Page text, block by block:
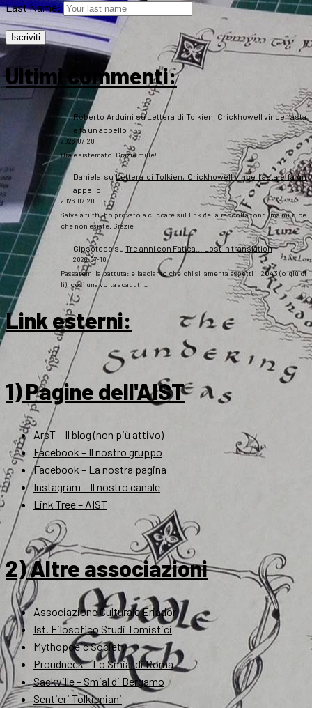
Last Name:
Ultimi commenti:
Roberto Arduini suLettera di Tolkien, Crickhowell vince l’asta
e fa un appello
2026-07-20
Ora è sistemato. Grazie mille!
Daniela suLettera di Tolkien, Crickhowell vince l’asta e fa un
appello
2026-07-20
Salve a tutti, ho provato a cliccare sul link della raccolta fondi ma mi dice
che non esiste. Grazie
Gipsotecosu Tre anni con Fatica… Lost in translation
2026-07-10
Passatemi la battuta: e lasciamo che chi si lamenta aspetti il 2043 (o giù di
lì), così una volta scaduti…
Link esterni:
1) Pagine dell'AIST
ArsT – Il blog (non più attivo)
Facebook – Il nostro gruppo
Facebook – La nostra pagina
Instagram – Il nostro canale
Link Tree – AIST
2) Altre associazioni
Associazione Culturale Eriador
Ist. Filosofico Studi Tomistici
Mythopoeic Society
Proudneck – Lo Smial di Roma
Sackville – Smial di Bergamo
Sentieri Tolkieniani